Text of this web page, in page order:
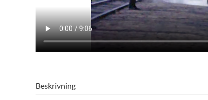
Beskrivning